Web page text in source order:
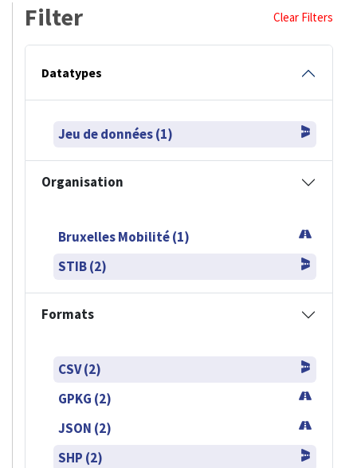
Filter Clear Filters
Datatypes
Jeu de données (1)
Organisation
Bruxelles Mobilité (1)
STIB (2)
Formats
CSV (2)
GPKG (2)
JSON (2)
SHP (2)